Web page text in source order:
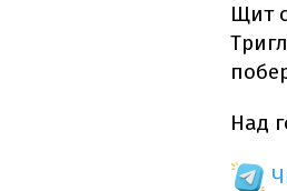
Щит
Над